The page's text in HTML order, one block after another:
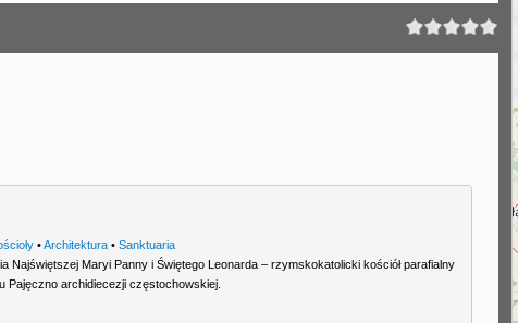
•Architektura •Sanktuaria
Najświętszej Maryi Panny i Świętego Leonarda – rzymskokatolicki kościół parafialny
Pajęczno archidiecezji częstochowskiej.